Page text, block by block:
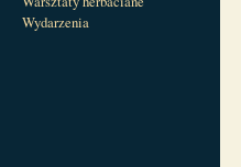
Wydarzenia